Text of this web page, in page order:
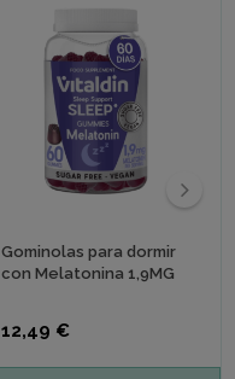
Gominolas para dormir
con Melatonina 1,9MG
Precio
12,49 €